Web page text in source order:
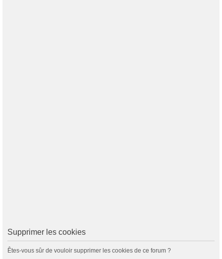
Supprimer les cookies
Êtes-vous sûr de vouloir supprimer les cookies de ce forum ?